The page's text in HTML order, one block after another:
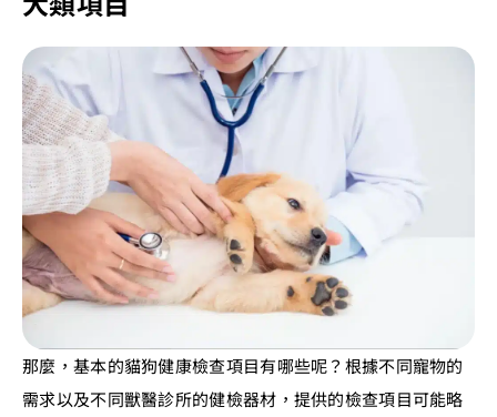
那麼，基本的貓狗健康檢查項目有哪些呢？根據不同寵物的
需求以及不同獸醫診所的健檢器材，提供的檢查項目可能略